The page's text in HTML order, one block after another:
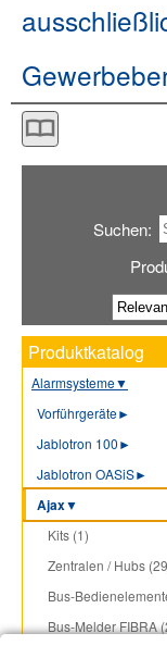
Suchen:
Produktkatalog
Alarmsysteme▼
Vorführgeräte►
Jablotron 100►
Jablotron OASiS►
Ajax▼
Kits (1)
Zentralen / Hubs
Bus-
Bus-Melder FIBRA